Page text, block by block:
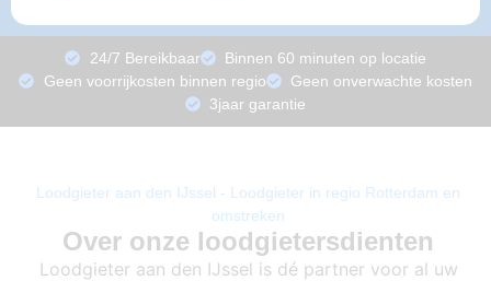
24/7 Bereikbaar
Binnen 60 minuten op locatie
Geen voorrijkosten binnen regio
Geen onverwachte kosten
3jaar garantie
Loodgieter aan den IJssel - Loodgieter in regio Rotterdam en
omstreken
Over onze loodgietersdienten
Loodgieter aan den IJssel is dé partner voor al uw